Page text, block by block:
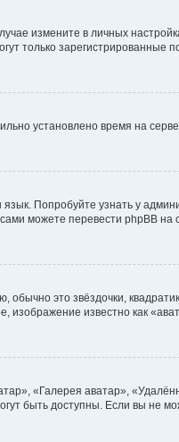
измените в личных
только зарегистрированные
установлено время на
Попробуйте узнать у
можете перевести phpBB на
это звёздочки,
изображение известно как
«Галерея аватар»,
быть доступны. Если вы не